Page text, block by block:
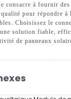
consacre à fournir
pour répondre à
Choisissez le
solution fiable,
de panneaux